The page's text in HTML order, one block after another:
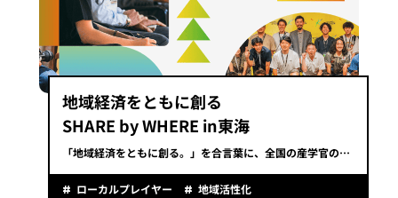
地域経済をともに創る
SHARE by WHERE in東海
「地域経済をともに創る。」を合言葉に、全国の産学官の実践者たちが一堂に会して繋がり、学び合い、共創する、地域経済サミット。
ローカルプレイヤー
地域活性化